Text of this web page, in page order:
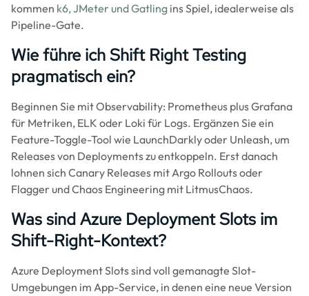
kommen k6, JMeter und Gatling ins Spiel, idealerweise als
Pipeline-Gate.
Wie führe ich Shift Right Testing
pragmatisch ein?
Beginnen Sie mit Observability: Prometheus plus Grafana
für Metriken, ELK oder Loki für Logs. Ergänzen Sie ein
Feature-Toggle-Tool wie LaunchDarkly oder Unleash, um
Releases von Deployments zu entkoppeln. Erst danach
lohnen sich Canary Releases mit Argo Rollouts oder
Flagger und Chaos Engineering mit LitmusChaos.
Was sind Azure Deployment Slots im
Shift-Right-Kontext?
Azure Deployment Slots sind voll gemanagte Slot-
Umgebungen im App-Service, in denen eine neue Version